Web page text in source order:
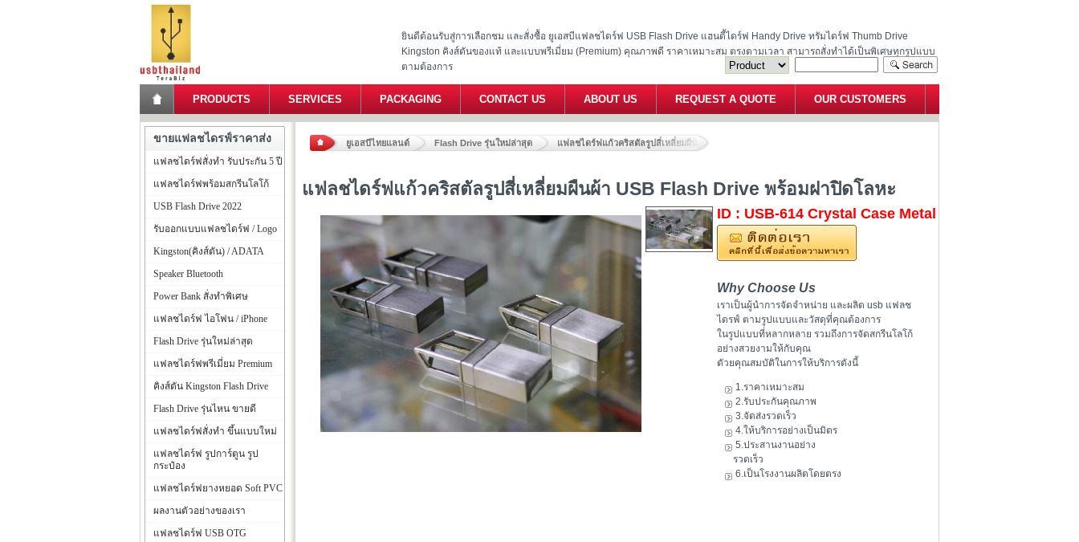
ยินดีต้อนรับสู่การเลือกชม และสั่งซื้อ ยูเอสบีแฟลชไดร์ฟ USB Flash Drive แฮนดี้ไดร์ฟ Handy Drive ทรัมไดร์ฟ Thumb Drive
Kingston คิงส์ตันของแท้ และแบบพรีเมี่ยม (Premium) คุณภาพดี ราคาเหมาะสม ตรงตามเวลา สามารถสั่งทำได้เป็นพิเศษทุกรูปแบบ
ตามต้องการ
PRODUCTS SERVICES PACKAGING CONTACT US ABOUT US REQUEST A QUOTE OUR CUSTOMERS
ยูเอสบีไทยแลนด์ Flash Drive รุ่นใหม่ล่าสุด แฟลชไดร์ฟแก้วคริสตัลรูปสี่เหลี่ยมผืนผ้า USB Flash Drive พร้อมฝาปิดโลหะ
แฟลชไดร์ฟแก้วคริสตัลรูปสี่เหลี่ยมผืนผ้า USB Flash Drive พร้อมฝาปิดโลหะ
ID : USB-614 Crystal Case Metal
Why Choose Us
เราเป็นผู้นำการจัดจำหน่าย และผลิต usb แฟลช
ไดรฟ์ ตามรูปแบบและวัสดุที่คุณต้องการ
ในรูปแบบที่หลากหลาย รวมถึงการจัดสกรีนโลโก้
อย่างสวยงามให้กับคุณ
ดัวยคุณสมบัติในการให้บริการดังนี้
1.ราคาเหมาะสม
2.รับประกันคุณภาพ
3.จัดส่งรวดเร็ว
4.ให้บริการอย่างเป็นมิตร
5.ประสานงานอย่าง
รวดเร็ว
6.เป็นโรงงานผลิตโดยตรง
ขายแฟลชไดรฟ์ราคาส่ง
แฟลชไดร์ฟสั่งทำ รับประกัน 5 ปี
แฟลชไดร์ฟพร้อมสกรีนโลโก้
USB Flash Drive 2022
รับออกแบบแฟลชไดร์ฟ / Logo
Kingston(คิงส์ตัน) / ADATA
Speaker Bluetooth
Power Bank สั่งทำพิเศษ
แฟลชไดร์ฟ ไอโฟน / iPhone
Flash Drive รุ่นใหม่ล่าสุด
แฟลชไดร์ฟพรีเมี่ยม Premium
คิงส์ตัน Kingston Flash Drive
Flash Drive รุ่นไหน ขายดี
แฟลชไดร์ฟสั่งทำ ขึ้นแบบใหม่
แฟลชไดร์ฟ รูปการ์ตูน รูป
กระป๋อง
แฟลชไดร์ฟยางหยอด Soft PVC
ผลงานตัวอย่างของเรา
แฟลชไดร์ฟ USB OTG